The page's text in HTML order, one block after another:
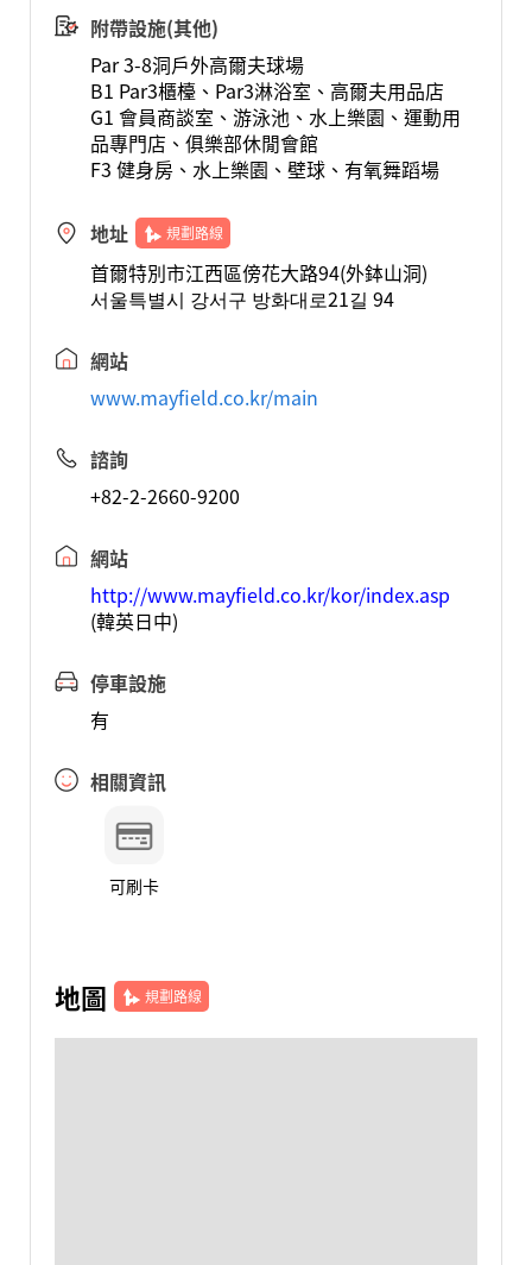
附帶設施(其他)
Par 3-8洞戶外高爾夫球場
B1 Par3櫃檯、Par3淋浴室、高爾夫用品店
G1 會員商談室、游泳池、水上樂園、運動用
品專門店、俱樂部休閒會館
F3 健身房、水上樂園、壁球、有氧舞蹈場
地址 規劃路線
首爾特別市江西區傍花大路94(外鉢山洞)
서울특별시 강서구 방화대로21길 94
網站
www.mayfield.co.kr/main
諮詢
+82-2-2660-9200
網站
http://www.mayfield.co.kr/kor/index.asp
(韓英日中)
停車設施
有
相關資訊
可刷卡
地圖 規劃路線